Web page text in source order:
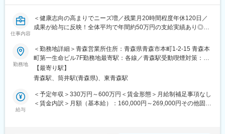
■当社について：
「付加価値の高いサービスの提供」を企業の強みとしておりま
す。まず、信頼される商品供給能力についてですが、各事業所に
特殊倉庫（温度管理できる危険物倉庫）を含めた倉庫を保有し、
お客様からの緊急なご注文にも迅速に対応できる安定的な供給体
入先と強固なパートナーシップを結び、情報を共有化すること
で、お客様が必要としている商品情報をタイムリーに提供できる
仕事内容
＜健康志向の高まりでニーズ増／残業月20時間程度年休120日／
成果が給与に反映！全体平均で年間約50万円の支給実績あり◎＞
【仕事の内容】
当社は、東証プライム上場の電解水素水整水器メーカーです。
今回募集するのは、法人企業の従業員様向けに製品説明会・体験
会を行う営業職です。
新規飛び込みや無作為なテレアポではなく、代理店からの紹介先
やお問い合わせのあった法人様が中心です。
入社後は専任トレーナーがつき、商品知識・説明トーク・商談の
勤務地
＜勤務地詳細＞青森営業所住所：青森県青森市本町1-2-15 青森本
町第一生命ビル7F勤務地最寄駅：各線／青森駅受動喫煙対策：屋
内全面禁煙変更の範囲：会社の定める事業所
【最寄り駅】
青森駅、筒井駅(青森県)、東青森駅
給与
＜予定年収＞330万円～600万円＜賃金形態＞月給制補足事項なし
＜賃金内訳＞月額（基本給）：160,000円～269,000円その他固定